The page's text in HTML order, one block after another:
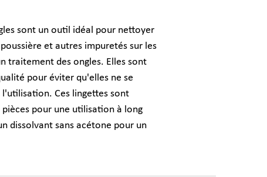
sont un outil idéal pour nettoyer
et autres impuretés sur les
traitement des ongles. Elles sont
pour éviter qu'elles ne se
Ces lingettes sont
pour une utilisation à long
dissolvant sans acétone pour un